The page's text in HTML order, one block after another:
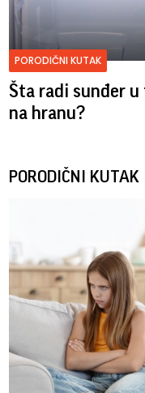
PORODIČNI KUTAK
Šta radi sunđer
na hranu?
PORODIČNI KUTAK